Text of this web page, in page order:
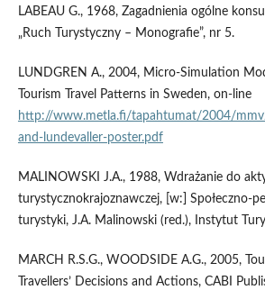
LABEAU G., 1968, Zagadnienia ogólne
„Ruch Turystyczny – Monografie”, nr 5.
LUNDGREN A., 2004, Micro-Simulation
Tourism Travel Patterns in Sweden, on-line
http://www.metla.fi/tapahtumat/2004/
and-lundevaller-poster.pdf
MALINOWSKI J.A., 1988, Wdrażanie do
turystycznokrajoznawczej, [w:] Społeczno-
turystyki, J.A. Malinowski (red.), Instytut
MARCH R.S.G., WOODSIDE A.G., 2005,
Travellers’ Decisions and Actions, CABI